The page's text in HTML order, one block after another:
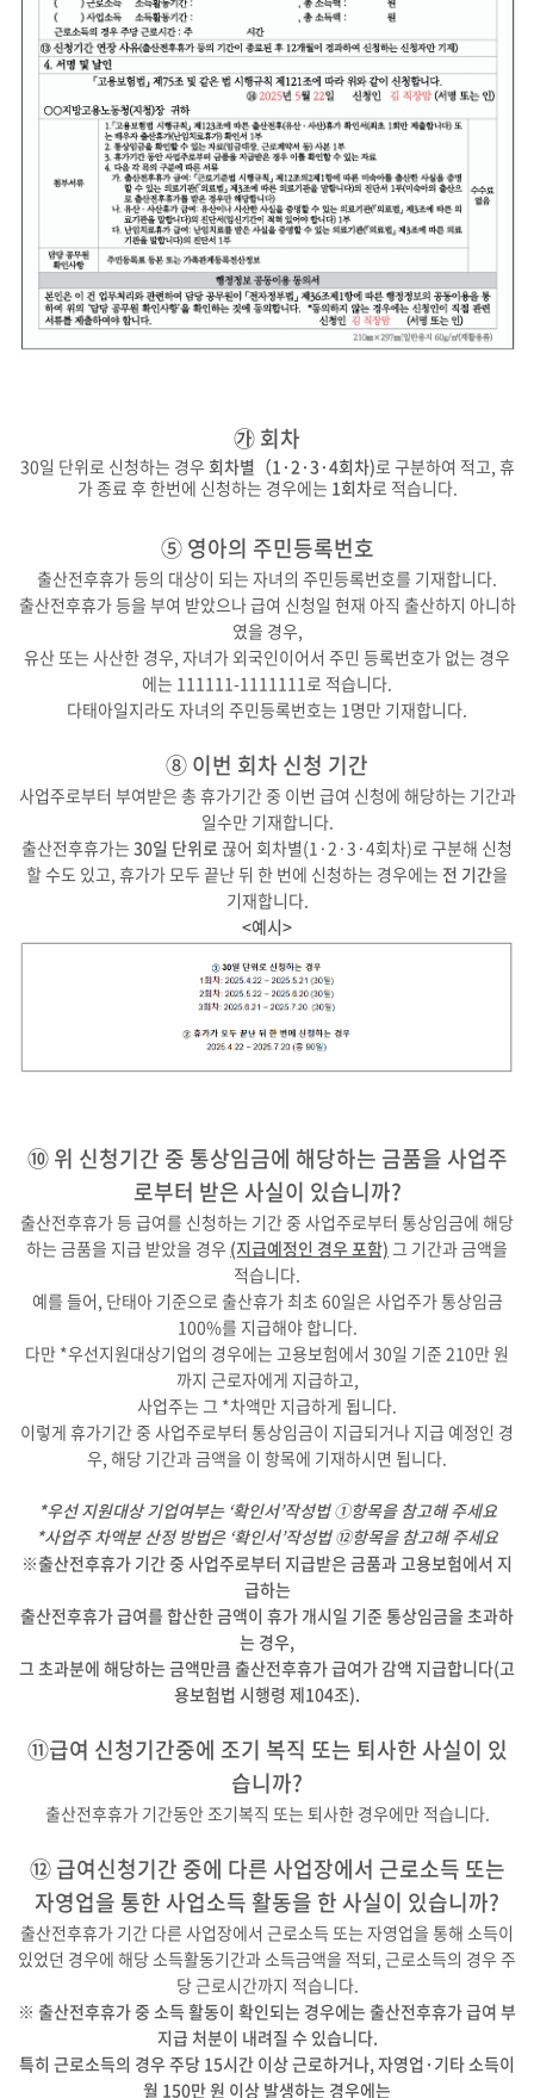
㉮ 회차
30일 단위로 신청하는 경우 회차별（1·2·3·4회차)로 구분하여 적고, 휴
가 종료 후 한번에 신청하는 경우에는 1회차로 적습니다.
⑤ 영아의 주민등록번호
출산전후휴가 등의 대상이 되는 자녀의 주민등록번호를 기재합니다.
출산전후휴가 등을 부여 받았으나 급여 신청일 현재 아직 출산하지 아니하
였을 경우,
유산 또는 사산한 경우, 자녀가 외국인이어서 주민 등록번호가 없는 경우
에는 111111-1111111로 적습니다.
다태아일지라도 자녀의 주민등록번호는 1명만 기재합니다.
⑧ 이번 회차 신청 기간
사업주로부터 부여받은 총 휴가기간 중 이번 급여 신청에 해당하는 기간과
일수만 기재합니다.
출산전후휴가는 30일 단위로끊어 회차별(1·2·3·4회차)로 구분해 신청
할 수도 있고, 휴가가 모두 끝난 뒤 한 번에 신청하는 경우에는 전 기간을
기재합니다.
<예시>
⑩ 위 신청기간 중 통상임금에 해당하는 금품을 사업주
로부터 받은 사실이 있습니까?
출산전후휴가 등 급여를 신청하는 기간 중 사업주로부터 통상임금에 해당
하는 금품을 지급 받았을 경우 (지급예정인 경우 포함) 그 기간과 금액을
적습니다.
예를 들어, 단태아 기준으로 출산휴가 최초 60일은 사업주가 통상임금
100%를 지급해야 합니다.
다만 *우선지원대상기업의 경우에는 고용보험에서 30일 기준 210만 원
까지 근로자에게 지급하고,
사업주는 그 *차액만 지급하게 됩니다.
이렇게 휴가기간 중 사업주로부터 통상임금이 지급되거나 지급 예정인 경
우, 해당 기간과 금액을 이 항목에 기재하시면 됩니다.
*우선 지원대상 기업여부는 ‘확인서’작성법 ①항목을 참고해 주세요
*사업주 차액분 산정 방법은 ‘확인서’작성법 ⑫항목을 참고해 주세요
※출산전후휴가 기간 중 사업주로부터 지급받은 금품과 고용보험에서 지
급하는
출산전후휴가 급여를 합산한 금액이 휴가 개시일 기준 통상임금을 초과하
는 경우,
그 초과분에 해당하는 금액만큼 출산전후휴가 급여가 감액 지급합니다(고
용보험법 시행령 제104조).
⑪급여 신청기간중에 조기 복직 또는 퇴사한 사실이 있
습니까?
출산전후휴가 기간동안 조기복직 또는 퇴사한 경우에만 적습니다.
⑫ 급여신청기간 중에 다른 사업장에서 근로소득 또는
자영업을 통한 사업소득 활동을 한 사실이 있습니까?
출산전후휴가 기간 다른 사업장에서 근로소득 또는 자영업을 통해 소득이
있었던 경우에 해당 소득활동기간과 소득금액을 적되, 근로소득의 경우 주
당 근로시간까지 적습니다.
※ 출산전후휴가 중 소득 활동이 확인되는 경우에는 출산전후휴가 급여 부
지급 처분이 내려질 수 있습니다.
특히 근로소득의 경우 주당 15시간 이상 근로하거나, 자영업·기타 소득이
월 150만 원 이상 발생하는 경우에는